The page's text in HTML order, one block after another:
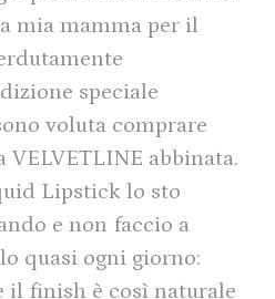
mia mamma per il
speciale
voluta comprare
abbinata.
Lipstick lo sto
e non faccio a
quasi ogni giorno:
il finish è così naturale